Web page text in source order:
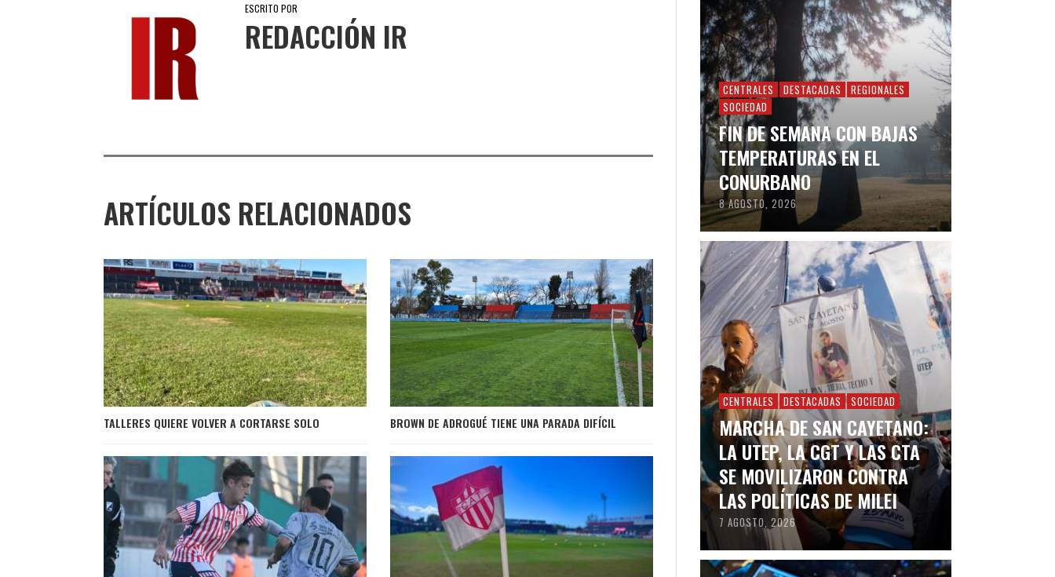
ESCRITO POR
REDACCIÓN IR
ARTÍCULOS RELACIONADOS
TALLERES QUIERE VOLVER A CORTARSE SOLO BROWN DE ADROGUÉ TIENE UNA PARADA DIFÍCIL
CENTRALES DESTACADAS
REGIONALES
SOCIEDAD
FIN DE SEMANA CON BAJAS
TEMPERATURAS EN EL
CONURBANO
8 AGOSTO, 2026
CENTRALES DESTACADAS SOCIEDAD
MARCHA DE SAN CAYETANO:
LA UTEP, LA CGT Y LAS CTA
SE MOVILIZARON CONTRA
LAS POLÍTICAS DE MILEI
7 AGOSTO, 2026